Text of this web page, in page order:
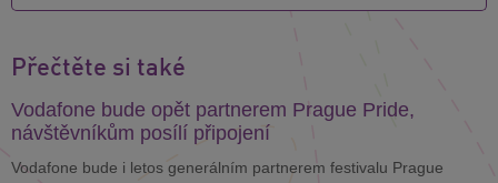
Přečtěte si také
Vodafone bude opět partnerem Prague Pride,
návštěvníkům posílí připojení
Vodafone bude i letos generálním partnerem festivalu Prague